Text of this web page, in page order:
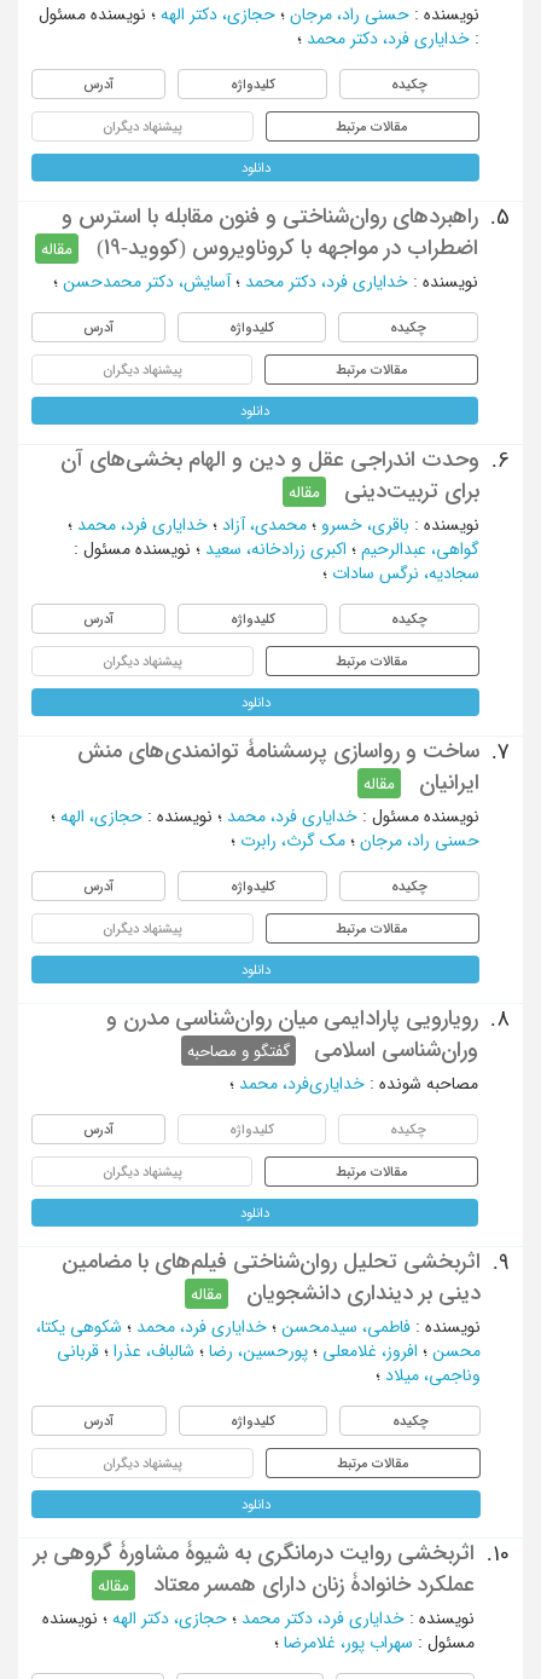
نویسنده : حسنی راد، مرجان ؛ حجازی، دکتر الهه ؛ نویسنده مسئول
: خداياری فرد، دکتر محمد ؛
چکیده کلیدواژه آدرس
مقالات مرتبط پیشنهاد دیگران
دانلود
5.
راهبردهای روان‌شناختی و فنون مقابله با استرس و
اضطراب در مواجهه با کروناویروس (کووید-19)
مقاله
نویسنده : خدایاری فرد، دکتر محمد ؛ آسایش، دکتر محمدحسن ؛
چکیده کلیدواژه آدرس
مقالات مرتبط پیشنهاد دیگران
دانلود
6.
وحدت اندراجی عقل و دین و الهام بخشی‌های آن
برای تربیت‌دینی
مقاله
نویسنده : باقری، خسرو ؛ محمدی، آزاد ؛ خدایاری فرد، محمد ؛
گواهی، عبدالرحیم ؛ اکبری زرادخانه، سعید ؛ نویسنده مسئول :
سجادیه، نرگس سادات ؛
چکیده کلیدواژه آدرس
مقالات مرتبط پیشنهاد دیگران
دانلود
7.
ساخت و رواسازی پرسشنامۀ توانمندی‌های منش
ایرانیان
مقاله
نویسنده مسئول : خدایاری فرد، محمد ؛ نویسنده : حجازی، الهه ؛
حسنی راد، مرجان ؛ مک گرث، رابرت ؛
چکیده کلیدواژه آدرس
مقالات مرتبط پیشنهاد دیگران
دانلود
8.
رویارویی پارادایمی میان روان‌شناسی مدرن و
وران‌شناسی اسلامی
گفتگو و مصاحبه
مصاحبه شونده : خدایاری‌فرد، محمد ؛
چکیده کلیدواژه آدرس
مقالات مرتبط پیشنهاد دیگران
دانلود
9.
اثربخشی تحلیل روان‌شناختی فیلم‌های با مضامین
دینی بر دینداری دانشجویان
مقاله
نویسنده : فاطمی، سیدمحسن ؛ خدایاری فرد، محمد ؛ شکوهی یکتا،
محسن ؛ افروز، غلامعلی ؛ پورحسین، رضا ؛ شالباف، عذرا ؛ قربانی
وناجمی، میلاد ؛
چکیده کلیدواژه آدرس
مقالات مرتبط پیشنهاد دیگران
دانلود
10.
اثربخشی روایت درمانگری به شیوۀ مشاورۀ گروهی بر
عملکرد خانوادۀ زنان دارای همسر معتاد
مقاله
نویسنده : خدایاری فرد، دکتر محمد ؛ حجازی، دکتر الهه ؛ نویسنده
مسئول : سهراب پور، غلامرضا ؛